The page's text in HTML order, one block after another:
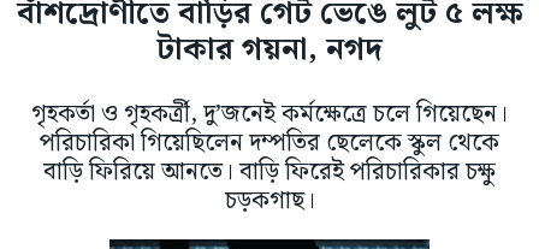
বাঁশদ্রোণীতে বাড়ির গেট ভেঙে লুট ৫ লক্ষ
টাকার গয়না, নগদ
গৃহকর্তা ও গৃহকর্ত্রী, দু’জনেই কর্মক্ষেত্রে চলে গিয়েছেন।
পরিচারিকা গিয়েছিলেন দম্পতির ছেলেকে স্কুল থেকে
বাড়ি ফিরিয়ে আনতে। বাড়ি ফিরেই পরিচারিকার চক্ষু
চড়কগাছ।